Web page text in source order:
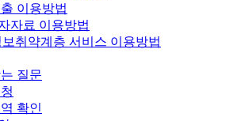
이용방법
자료 이용방법
보취약계층 서비스 이용방법
질문
확인